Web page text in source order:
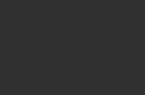
方や注意点をわかりやすく解説
との接続方法を解説